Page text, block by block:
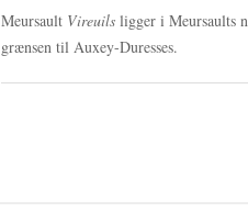
Meursault Vireuilsligger i Meursaults
grænsen til Auxey-Duresses.